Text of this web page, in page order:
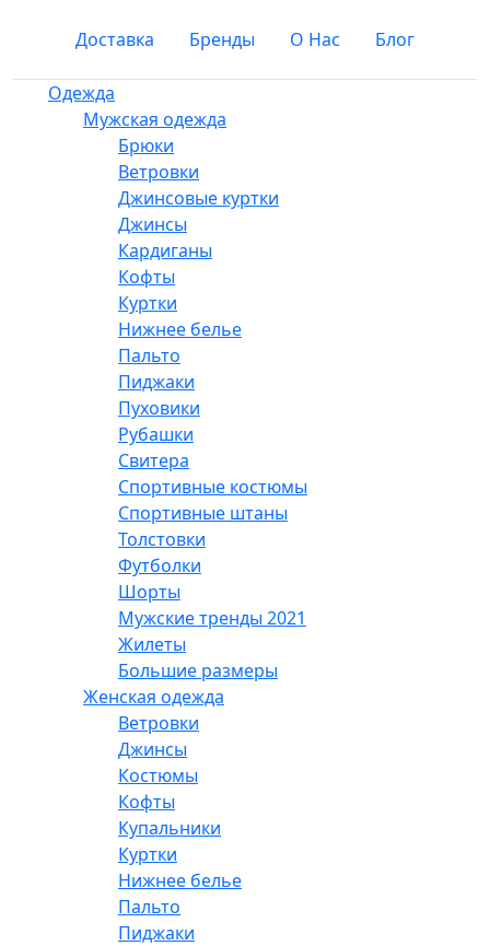
Доставка Бренды О Нас Блог
Одежда
Мужская одежда
Брюки
Ветровки
Джинсовые куртки
Джинсы
Кардиганы
Кофты
Куртки
Нижнее белье
Пальто
Пиджаки
Пуховики
Рубашки
Свитера
Спортивные костюмы
Спортивные штаны
Толстовки
Футболки
Шорты
Мужские тренды 2021
Жилеты
Большие размеры
Женская одежда
Ветровки
Джинсы
Костюмы
Кофты
Купальники
Куртки
Нижнее белье
Пальто
Пиджаки